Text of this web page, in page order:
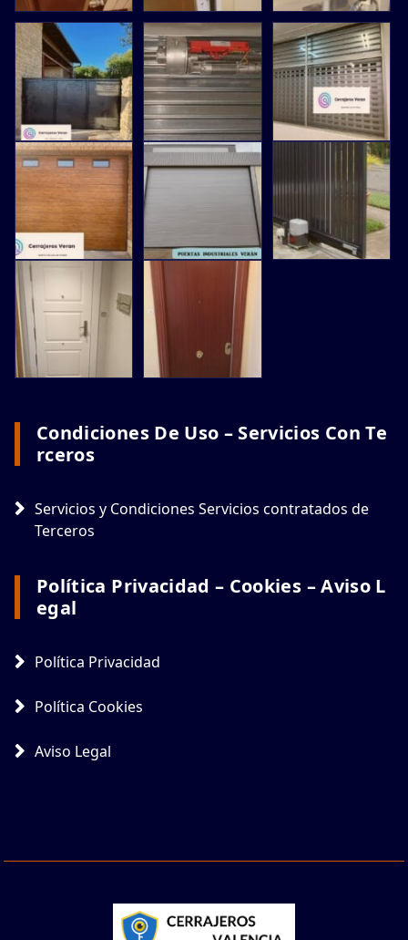
Condiciones De Uso – Servicios Con Te
Rceros
Servicios y Condiciones Servicios contratados de
Terceros
Política Privacidad – Cookies – Aviso L
Egal
Política Privacidad
Política Cookies
Aviso Legal